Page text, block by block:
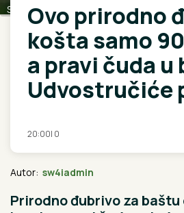
Shutterstock
Ovo prirodno
košta samo
a pravi čuda u
Udvostručiće
20:00| 0
Autor: sw4iadmin
Prirodno đubrivo za